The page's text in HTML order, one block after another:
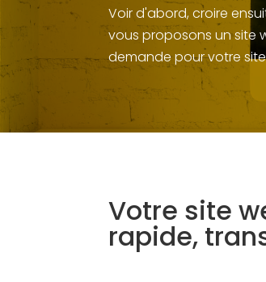
Voir d'abord, croire
vous proposons un site
demande pour votre
Votre site
rapide,